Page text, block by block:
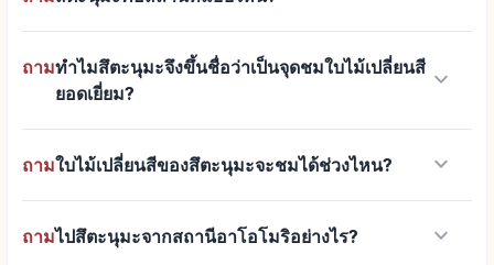
ถามทำไมสึตะนุมะจึงขึ้นชื่อว่าเป็นจุดชมใบไม้เปลี่ยนสี
ยอดเยี่ยม?
keyboard_arrow_down
ถามใบไม้เปลี่ยนสีของสึตะนุมะจะชมได้ช่วงไหน? keyboard_arrow_down
ถามไปสึตะนุมะจากสถานีอาโอโมริอย่างไร? keyboard_arrow_down